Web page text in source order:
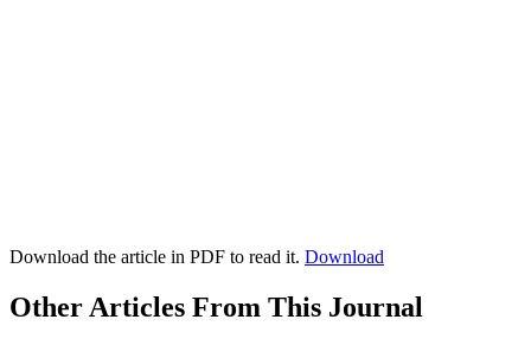
Download the article in PDF to read it. Download
Other Articles From This Journal